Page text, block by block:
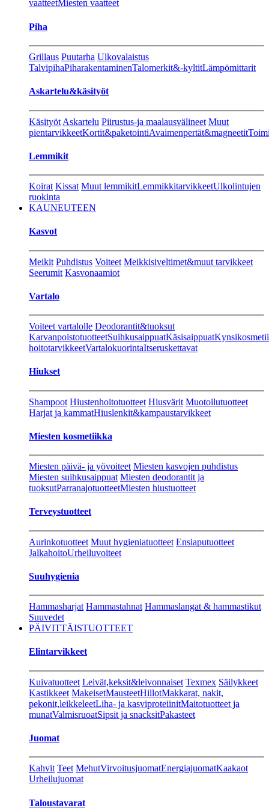
vaatteetMiesten vaatteet
Piha
Grillaus Puutarha Ulkovalaistus
TalvipihaPiharakentaminenTalomerkit&-kyltitLämpömittarit
Askartelu&käsityöt
Käsityöt Askartelu Piirustus-ja maalausvälineet Muut
pientarvikkeetKortit&paketointiAvaimenpertät&magneetit
Lemmikit
Koirat Kissat Muut lemmikitLemmikkitarvikkeetUlkolintujen
ruokinta
KAUNEUTEEN
Kasvot
Meikit Puhdistus Voiteet Meikkisiveltimet&muut tarvikkeet
Seerumit Kasvonaamiot
Vartalo
Voiteet vartalolle Deodorantit&tuoksut
KarvanpoistotuotteetSuihkusaippuatKäsisaippuat
hoitotarvikkeetVartalokuorintaItseruskettavat
Hiukset
Shampoot Hiustenhoitotuotteet Hiusvärit Muotoilutuotteet
Harjat ja kammatHiuslenkit&kampaustarvikkeet
Miesten kosmetiikka
Miesten päivä- ja yövoiteet Miesten kasvojen puhdistus
Miesten suihkusaippuat Miesten deodorantit ja
tuoksutParranajotuotteetMiesten hiustuotteet
Terveystuotteet
Aurinkotuotteet Muut hygieniatuotteet Ensiaputuotteet
JalkahoitoUrheiluvoiteet
Suuhygienia
Hammasharjat Hammastahnat Hammaslangat & hammastikut
Suuvedet
PÄIVITTÄISTUOTTEET
Elintarvikkeet
Kuivatuotteet Leivät,keksit&leivonnaiset Texmex Säilykkeet
Kastikkeet MakeisetMausteetHillotMakkarat, nakit,
pekonit,leikkeleetLiha- ja kasviproteiinitMaitotuotteet ja
munatValmisruoatSipsit ja snacksitPakasteet
Juomat
Kahvit Teet MehutVirvoitusjuomatEnergiajuomatKaakaot
Urheilujuomat
Taloustavarat